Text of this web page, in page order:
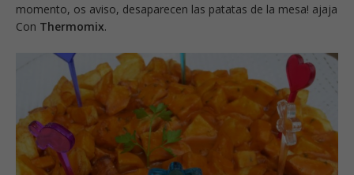
momento, os aviso, desaparecen las patatas de la mesa! ajaja
Con Thermomix.